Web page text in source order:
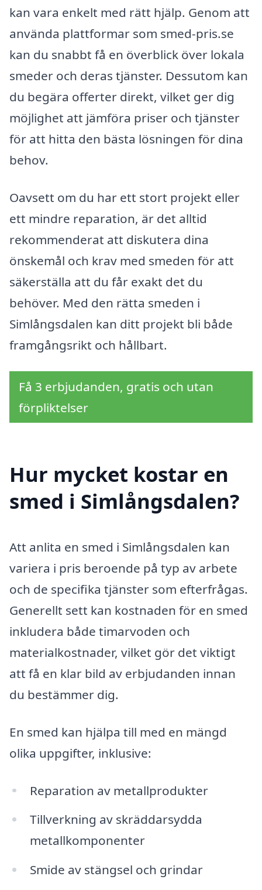
kan vara enkelt med rätt hjälp. Genom att
använda plattformar som smed-pris.se
kan du snabbt få en överblick över lokala
smeder och deras tjänster. Dessutom kan
du begära offerter direkt, vilket ger dig
möjlighet att jämföra priser och tjänster
för att hitta den bästa lösningen för dina
behov.
Oavsett om du har ett stort projekt eller
ett mindre reparation, är det alltid
rekommenderat att diskutera dina
önskemål och krav med smeden för att
säkerställa att du får exakt det du
behöver. Med den rätta smeden i
Simlångsdalen kan ditt projekt bli både
framgångsrikt och hållbart.
Få 3 erbjudanden, gratis och utan
förpliktelser
Hur mycket kostar en
smed i Simlångsdalen?
Att anlita en smed i Simlångsdalen kan
variera i pris beroende på typ av arbete
och de specifika tjänster som efterfrågas.
Generellt sett kan kostnaden för en smed
inkludera både timarvoden och
materialkostnader, vilket gör det viktigt
att få en klar bild av erbjudanden innan
du bestämmer dig.
En smed kan hjälpa till med en mängd
olika uppgifter, inklusive:
Reparation av metallprodukter
Tillverkning av skräddarsydda
metallkomponenter
Smide av stängsel och grindar